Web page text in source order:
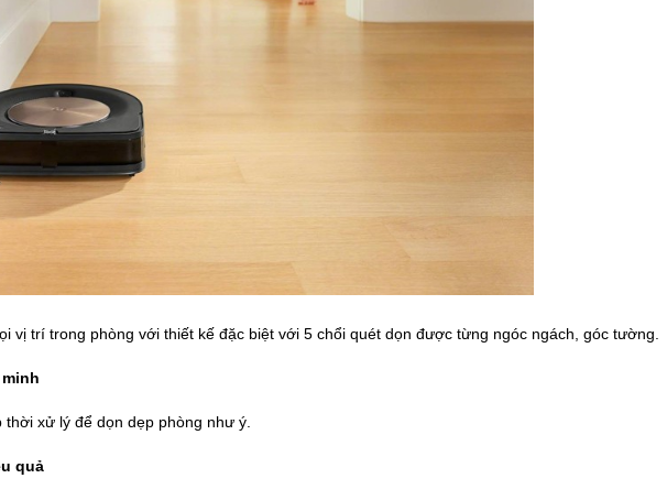
vị trí trong phòng với thiết kế đặc biệt với 5 chổi quét dọn được từng ngóc ngách, góc tường.
thời xử lý để dọn dẹp phòng như ý.
quả